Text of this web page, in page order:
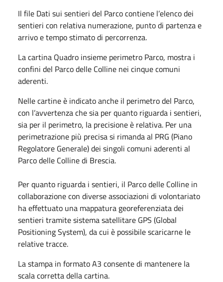
Il file Dati sui sentieri del Parco contiene l’elenco dei
sentieri con relativa numerazione, punto di partenza e
arrivo e tempo stimato di percorrenza.
La cartina Quadro insieme perimetro Parco, mostra i
confini del Parco delle Colline nei cinque comuni
aderenti.
Nelle cartine è indicato anche il perimetro del Parco,
con l’avvertenza che sia per quanto riguarda i sentieri,
sia per il perimetro, la precisione è relativa. Per una
perimetrazione più precisa si rimanda al PRG (Piano
Regolatore Generale) dei singoli comuni aderenti al
Parco delle Colline di Brescia.
Per quanto riguarda i sentieri, il Parco delle Colline in
collaborazione con diverse associazioni di volontariato
ha effettuato una mappatura georeferenziata dei
sentieri tramite sistema satellitare GPS (Global
Positioning System), da cui è possibile scaricarne le
relative tracce.
La stampa in formato A3 consente di mantenere la
scala corretta della cartina.